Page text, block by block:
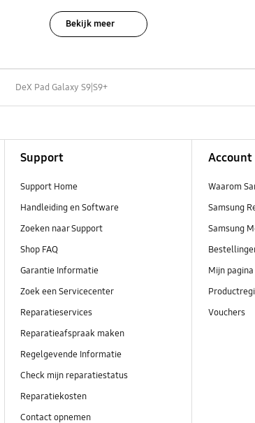
Bekijk meer
DeX Pad Galaxy S9|S9+
Support
Support Home
Handleiding en Software
Zoeken naar Support
Shop FAQ
Garantie Informatie
Zoek een Servicecenter
Reparatieservices
Reparatieafspraak maken
Regelgevende Informatie
Check mijn reparatiestatus
Reparatiekosten
Contact opnemen
Account
Waarom
Samsung
Samsung
Mijn pagina
Vouchers